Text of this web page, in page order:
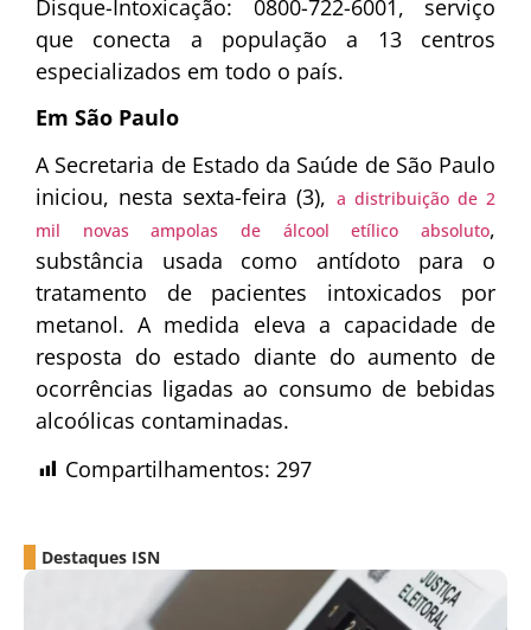
Disque-Intoxicação: 0800-722-6001, serviço
que conecta a população a 13 centros
especializados em todo o país.
Em São Paulo
A Secretaria de Estado da Saúde de São Paulo
iniciou, nesta sexta-feira (3), a distribuição de 2
mil novas ampolas de álcool etílico absoluto,
substância usada como antídoto para o
tratamento de pacientes intoxicados por
metanol. A medida eleva a capacidade de
resposta do estado diante do aumento de
ocorrências ligadas ao consumo de bebidas
alcoólicas contaminadas.
Compartilhamentos: 297
Destaques ISN